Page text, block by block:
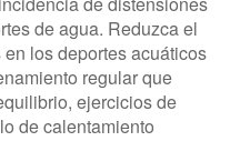
de agua. Reduzca el
los deportes acuáticos
regular que
ejercicios de
de calentamiento